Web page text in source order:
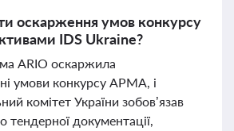
оскарження умов конкурсу
IDS Ukraine?
ARIO оскаржила
умови конкурсу АРМА, і
комітет України зобов’язав
тендерної документації,